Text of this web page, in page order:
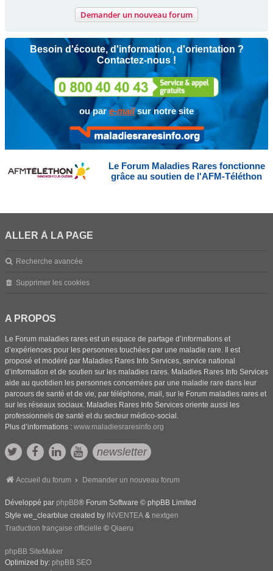
Demander un nouveau forum
Besoin d'écoute, d'information, d'orientation ?
Contactez-nous !
ou pare-mailsur notre site
Le Forum Maladies Rares fonctionne
grâce au soutien de l'AFM-Téléthon
ALLER À LA PAGE
Recherche avancée
Supprimer les cookies
A PROPOS
Le Forum maladies rares est un espace de partage d’informations et
d’expériences pour les personnes touchées par une maladie rare. Il est
proposé et modéré par Maladies Rares Info Services, service national
d’information et de soutien sur les maladies rares. Maladies Rares Info Services
aide au quotidien les personnes concernées par une maladie rare dans leur
parcours de santé et de vie, par téléphone, mail, sur le Forum maladies rares et
sur les réseaux sociaux. Maladies Rares Info Services oriente aussi les
professionnels de santé et du secteur médico-social.
Plus d’informations : www.maladiesraresinfo.org
newsletter
Accueil du forum Demander un nouveau forum
Développé par phpBB® Forum Software © phpBB Limited
Style we_clearblue created by INVENTEA & nextgen
Traduction française officielle © Qiaeru
phpBB SiteMaker
Optimized by: phpBB SEO